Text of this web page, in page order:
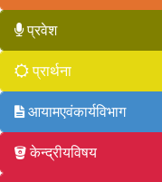
प्रवेश
प्रार्थना
आयामएवंकार्यविभाग
केन्द्रीयविषय